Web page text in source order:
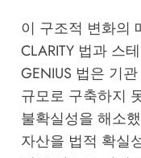
이 구조적 변화의
CLARITY 법과 스
GENIUS 법은 기
규모로 구축하지
불확실성을 해소
자산을 법적 확실